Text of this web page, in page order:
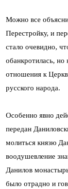
Можно все
Перестройку, и
стало очевидно,
обанкротилась, но
отношения к
русского народа.
Особенно явно
передан
молиться князю
воодушевление
Данилов
было отрадно и